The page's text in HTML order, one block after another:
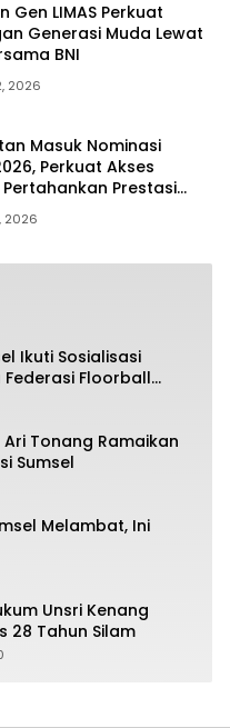
Gen LIMAS Perkuat
Generasi Muda Lewat
BNI
2026
Masuk Nominasi
Perkuat Akses
Prestasi
2026
Ikuti Sosialisasi
Floorball
Tonang Ramaikan
Sumsel
Melambat, Ini
Unsri Kenang
28 Tahun Silam